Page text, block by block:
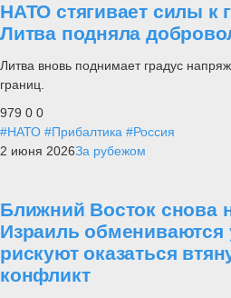
НАТО стягивает силы к
Литва подняла
Литва вновь поднимает градус
границ.
979 0 0
#НАТО #Прибалтика #Россия
2 июня 2026За рубежом
Ближний Восток снова
Израиль
рискуют оказаться
конфликт